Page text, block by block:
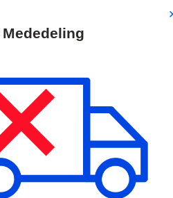
Verzendingen worden